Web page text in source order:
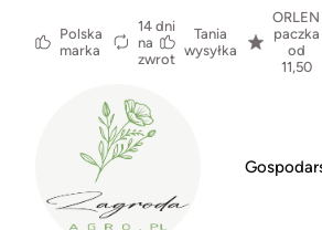
Polska
marka
14 dni
na
zwrot
Tania
wysyłka
ORLEN
paczka
od
11,50